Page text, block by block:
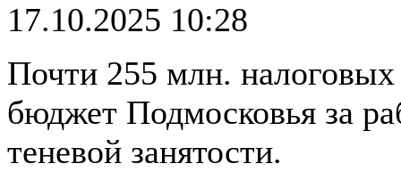
17.10.2025 10:28
Почти 255 млн.
бюджет Подмосковья за
теневой занятости.